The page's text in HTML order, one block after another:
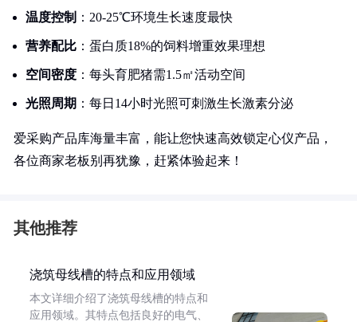
温度控制 ：20-25℃环境生长速度最快
营养配比 ：蛋白质18%的饲料增重效果理想
空间密度 ：每头育肥猪需1.5㎡活动空间
光照周期 ：每日14小时光照可刺激生长激素分泌
爱采购产品库海量丰富，能让您快速高效锁定心仪产品，
各位商家老板别再犹豫，赶紧体验起来！
其他推荐
浇筑母线槽的特点和应用领域
本文详细介绍了浇筑母线槽的特点和
应用领域。其特点包括良好的电气、